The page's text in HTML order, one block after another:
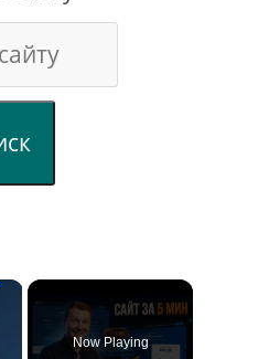
×
Now Playing